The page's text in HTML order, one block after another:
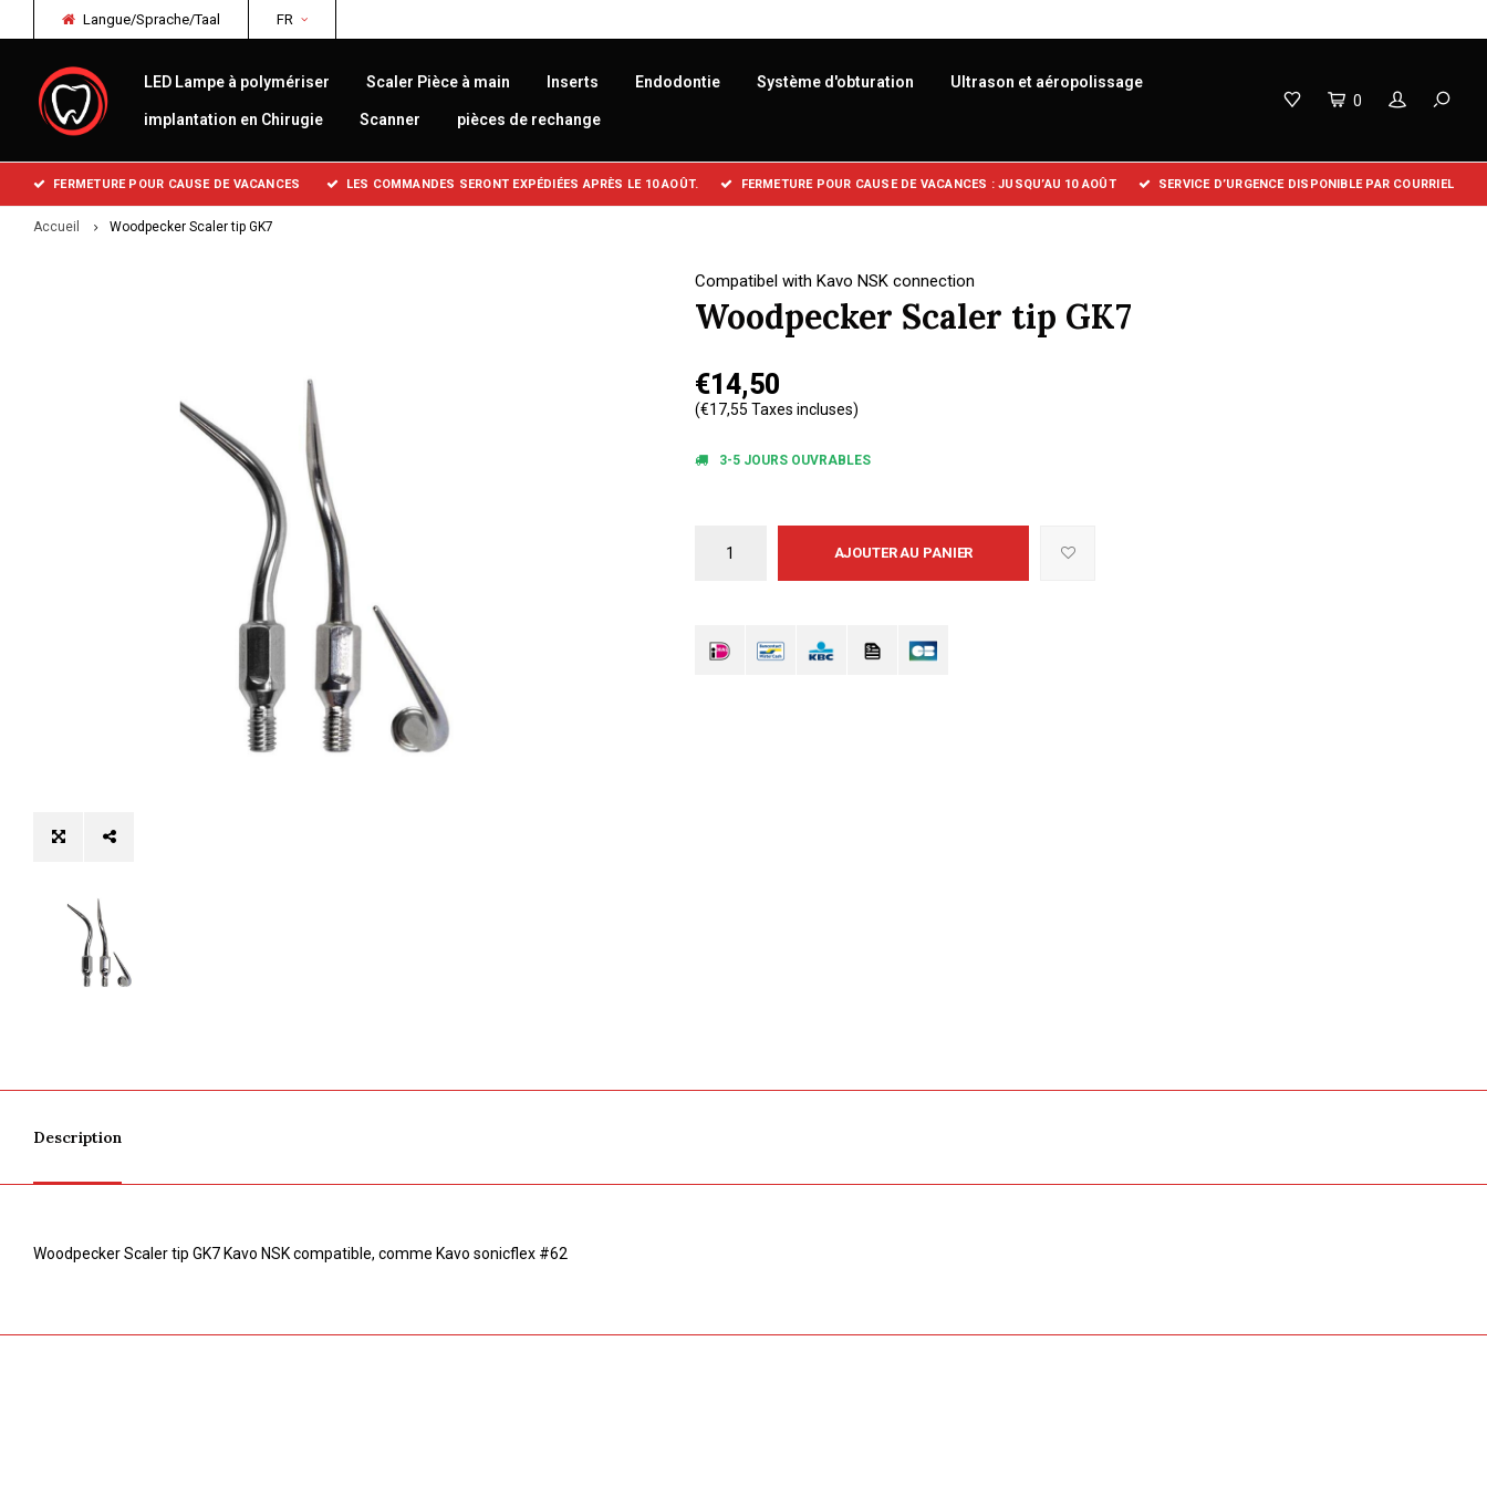
Langue/Sprache/Taal FR
LED Lampe à polymériser Scaler Pièce à main Inserts Endodontie Système d'obturation Ultrason et aéropolissage
implantation en Chirugie Scanner pièces de rechange
0
FERMETURE POUR CAUSE DE VACANCES LES COMMANDES SERONT EXPÉDIÉES APRÈS LE 10 AOÛT. FERMETURE POUR CAUSE DE VACANCES : JUSQU’AU 10 AOÛT SERVICE D’URGENCE DISPONIBLE PAR COURRIEL
Accueil Woodpecker Scaler tip GK7
Compatibel with Kavo NSK connection
Woodpecker Scaler tip GK7
€14,50
(€17,55 Taxes incluses)
3-5 JOURS OUVRABLES
AJOUTER AU PANIER
Description
Woodpecker Scaler tip GK7 Kavo NSK compatible, comme Kavo sonicflex #62